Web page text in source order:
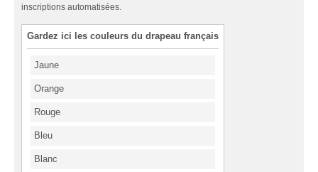
inscriptions automatisées.
Gardez ici les couleurs du drapeau français
Jaune
Orange
Rouge
Bleu
Blanc